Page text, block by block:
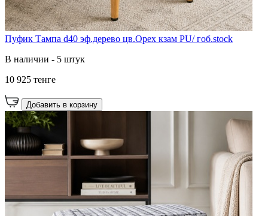
Пуфик Тампа d40 эф.дерево цв.Орех кзам PU/ гоб.stock
В наличии - 5 штук
10 925 тенге
Добавить в корзину